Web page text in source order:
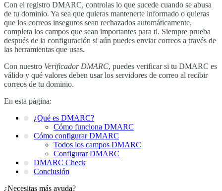
Con el registro DMARC, controlas lo que sucede cuando se abusa
de tu dominio. Ya sea que quieras mantenerte informado o quieras
que los correos inseguros sean rechazados automáticamente,
completa los campos que sean importantes para ti. Siempre prueba
después de la configuración si aún puedes enviar correos a través de
las herramientas que usas.
Con nuestro Verificador DMARC, puedes verificar si tu DMARC es
válido y qué valores deben usar los servidores de correo al recibir
correos de tu dominio.
En esta página:
¿Qué es DMARC?
Cómo funciona DMARC
Cómo configurar DMARC
Todos los campos DMARC
Configurar DMARC
DMARC Check
Conclusión
¿Necesitas más ayuda?